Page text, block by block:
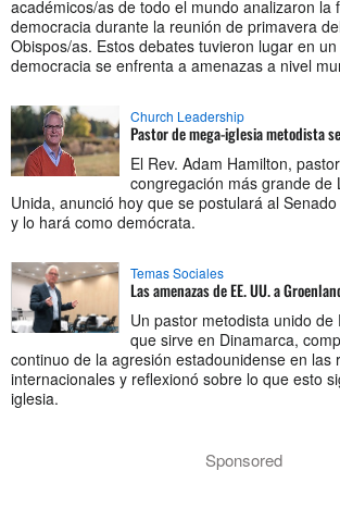
académicos/as de todo el mundo analizaron la
democracia durante la reunión de primavera
Obispos/as. Estos debates tuvieron lugar en
democracia se enfrenta a amenazas a nivel
Church Leadership
Pastor de mega-iglesia metodista
El Rev. Adam Hamilton,
congregación más grande de
Unida, anunció hoy que se postulará al
y lo hará como demócrata.
Temas Sociales
Las amenazas de EE. UU. a
Un pastor metodista unido de
que sirve en Dinamarca,
continuo de la agresión estadounidense en las
internacionales y reflexionó sobre lo que esto
iglesia.
Sponsored